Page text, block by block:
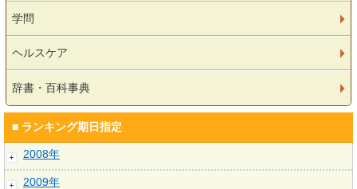
学問
ヘルスケア
辞書・百科事典
■ ランキング期日指定
2008年
2009年